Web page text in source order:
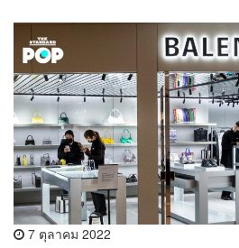
7 ตุลาคม 2022